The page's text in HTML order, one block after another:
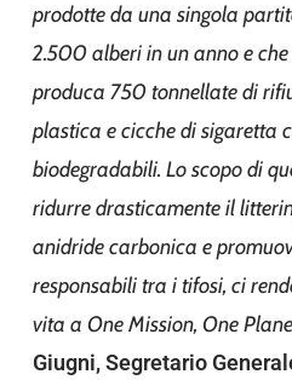
prodotte da una singola
2.500 alberi in un anno e
produca 750 tonnellate di
plastica e cicche di sigaretta
biodegradabili. Lo scopo di
ridurre drasticamente il
anidride carbonica e
responsabili tra i tifosi, ci
vita a One Mission, One
Giugni, Segretario